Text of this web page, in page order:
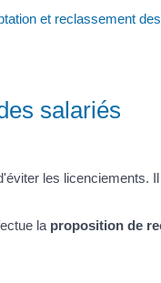
et reclassement
salariés
les licenciements.
la proposition de